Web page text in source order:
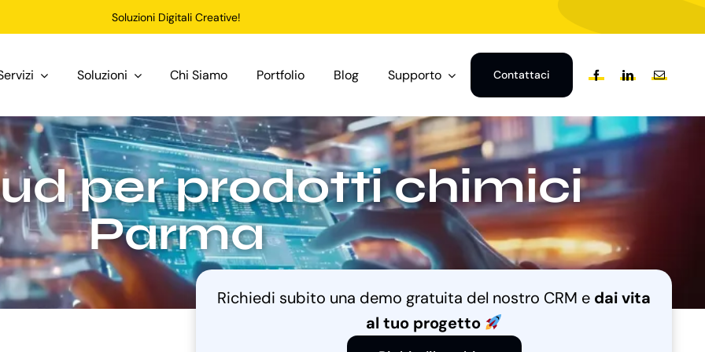
Soluzioni Digitali Creative!
Soluzioni Chi Siamo Portfolio Blog Supporto Contattaci
per prodotti chimici
Parma
Richiedi subito una demo gratuita del nostro CRM e dai vita
al tuo progetto